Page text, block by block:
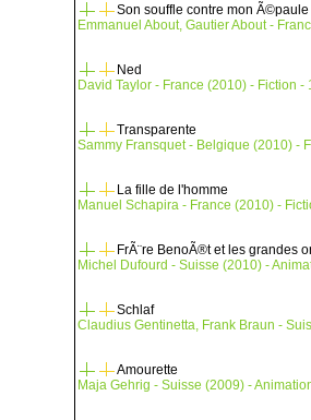
Son souffle contre mon Ã©paule
Emmanuel About, Gautier About -
Ned
David Taylor - France (2010) - Fiction -
Transparente
Sammy Fransquet - Belgique (2010) -
La fille de l'homme
Manuel Schapira - France (2010) -
FrÃ¨re BenoÃ®t et les grandes
Michel Dufourd - Suisse (2010) -
Schlaf
Claudius Gentinetta, Frank Braun -
Amourette
Maja Gehrig - Suisse (2009) -